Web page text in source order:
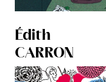
Édith
CARRON